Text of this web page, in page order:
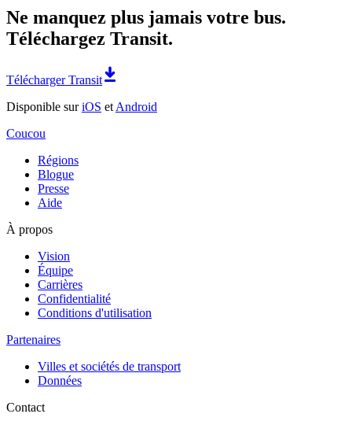
Ne manquez plus jamais votre bus.
Téléchargez Transit.
Télécharger Transit
Disponible suriOS et Android
Coucou
Régions
Blogue
Presse
Aide
À propos
Vision
Équipe
Carrières
Confidentialité
Conditions d'utilisation
Partenaires
Villes et sociétés de transport
Données
Contact